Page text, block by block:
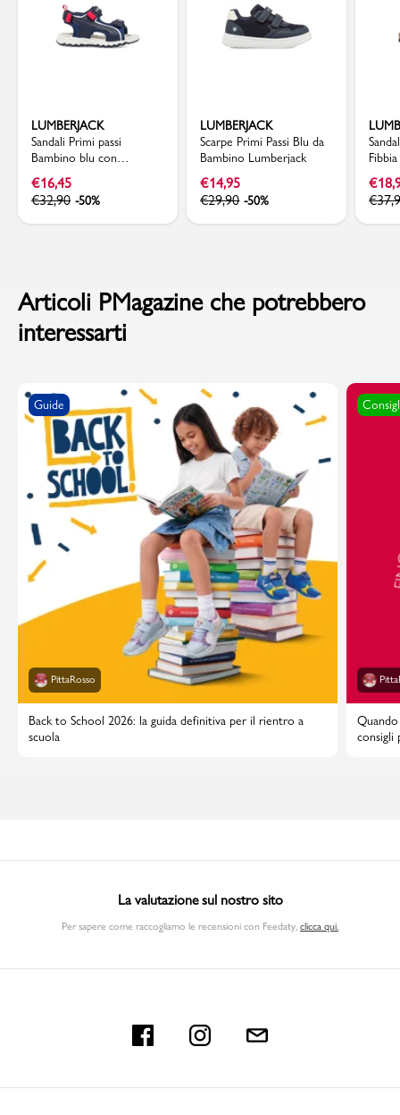
LUMBERJACK
Sandali Primi passi
Bambino blu con
sottopiede in pelle
Lumberjack
€16,45
€32,90 -50%
LUMBERJACK
Scarpe Primi Passi Blu da
Bambino Lumberjack
€14,95
€29,90 -50%
€
€
Articoli PMagazine che potrebbero
interessarti
Guide
PittaRosso
Back to School 2026: la guida definitiva per il rientro a
scuola
consigli
La valutazione sul nostro sito
Per sapere come raccogliamo le recensioni con Feedaty, clicca qui.